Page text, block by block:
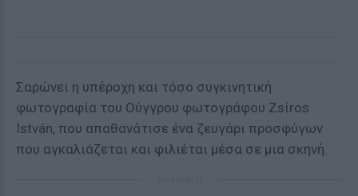
Σαρώνει η υπέροχη και τόσο συγκινητική
φωτογραφία του Ούγγρου φωτογράφου Zsίros
István, που απαθανάτισε ένα ζευγάρι προσφύγων
που αγκαλιάζεται και φιλιέται μέσα σε μια σκηνή.